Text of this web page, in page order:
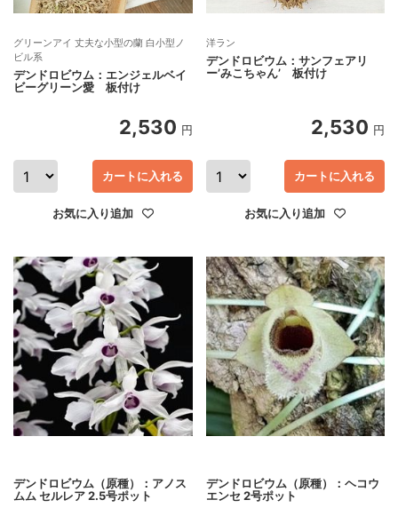
グリーンアイ 丈夫な小型の蘭 白小型ノ
ビル系
デンドロビウム：エンジェルベイ
ビーグリーン愛 板付け
2,530 円
お気に入り追加
カートに入れる
洋ラン
デンドロビウム：サンフェアリ
ー’みこちゃん’ 板付け
2,530 円
お気に入り追加
カートに入れる
デンドロビウム（原種）：アノス
ムム セルレア 2.5号ポット
デンドロビウム（原種）：ヘコウ
エンセ 2号ポット